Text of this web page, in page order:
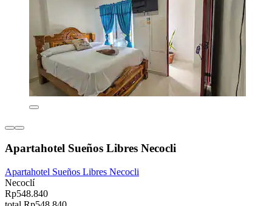
Apartahotel Sueños Libres Necocli
Apartahotel Sueños Libres Necocli
Necoclí
Rp548.840